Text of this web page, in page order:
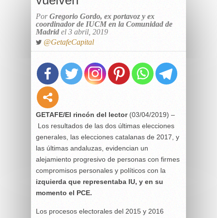
PorGregorio Gordo, ex portavoz y ex
coordinador de IUCM en la Comunidad de
Madrid el 3 abril, 2019
@GetafeCapital
GETAFE/El rincón del lector (03/04/2019) –
Los resultados de las dos últimas elecciones
generales, las elecciones catalanas de 2017, y
las últimas andaluzas, evidencian un
alejamiento progresivo de personas con firmes
compromisos personales y políticos con la
izquierda que representaba IU, y en su
momento el PCE.
Los procesos electorales del 2015 y 2016